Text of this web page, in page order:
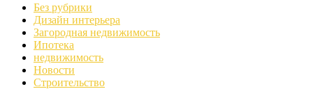
Без рубрики
Дизайн интерьера
Загородная недвижимость
Ипотека
недвижимость
Новости
Строительство